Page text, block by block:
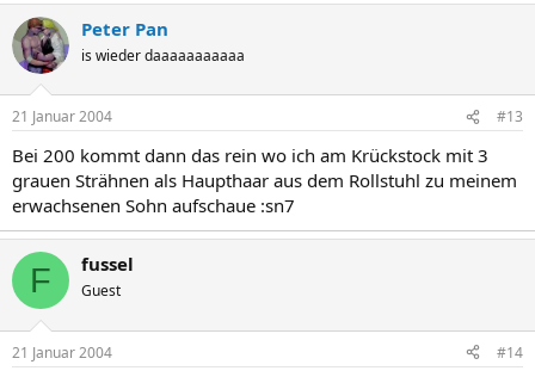
Peter Pan
is wieder daaaaaaaaaaa
21 Januar 2004 #13
Bei 200 kommt dann das rein wo ich am Krückstock mit 3
grauen Strähnen als Haupthaar aus dem Rollstuhl zu meinem
erwachsenen Sohn aufschaue :sn7
F fussel
Guest
21 Januar 2004 #14